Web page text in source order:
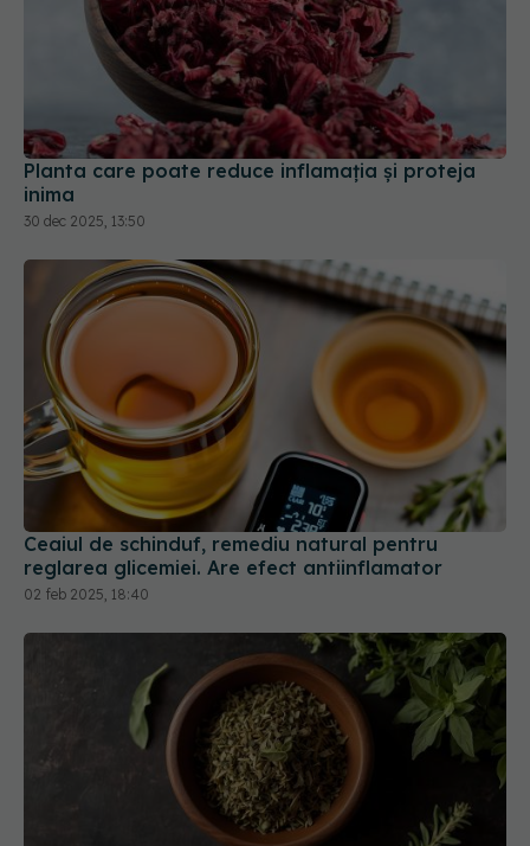
Planta care poate reduce inflamația și proteja
inima
30 dec 2025, 13:50
Ceaiul de schinduf, remediu natural pentru
reglarea glicemiei. Are efect antiinflamator
02 feb 2025, 18:40